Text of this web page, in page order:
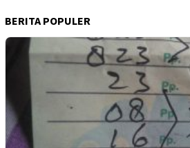
BERITA POPULER